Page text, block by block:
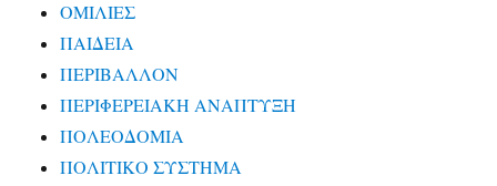
ΟΜΙΛΙΕΣ
ΠΑΙΔΕΙΑ
ΠΕΡΙΒΑΛΛΟΝ
ΠΕΡΙΦΕΡΕΙΑΚΗ ΑΝΑΠΤΥΞΗ
ΠΟΛΕΟΔΟΜΙΑ
ΠΟΛΙΤΙΚΟ ΣΥΣΤΗΜΑ